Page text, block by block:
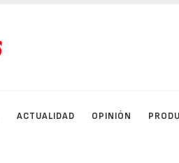
ACTUALIDAD OPINIÓN